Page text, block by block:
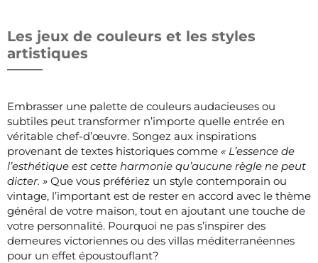
Les jeux de couleurs et les styles
artistiques
Embrasser une palette de couleurs audacieuses ou
subtiles peut transformer n’importe quelle entrée en
véritable chef-d’œuvre. Songez aux inspirations
provenant de textes historiques comme « L’essence de
l’esthétique est cette harmonie qu’aucune règle ne peut
dicter. » Que vous préfériez un style contemporain ou
vintage, l’important est de rester en accord avec le thème
général de votre maison, tout en ajoutant une touche de
votre personnalité. Pourquoi ne pas s’inspirer des
demeures victoriennes ou des villas méditerranéennes
pour un effet époustouflant?